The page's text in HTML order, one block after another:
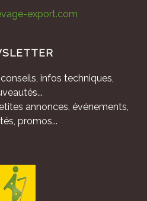
export.com
infos techniques,
annonces, événements,
promos...